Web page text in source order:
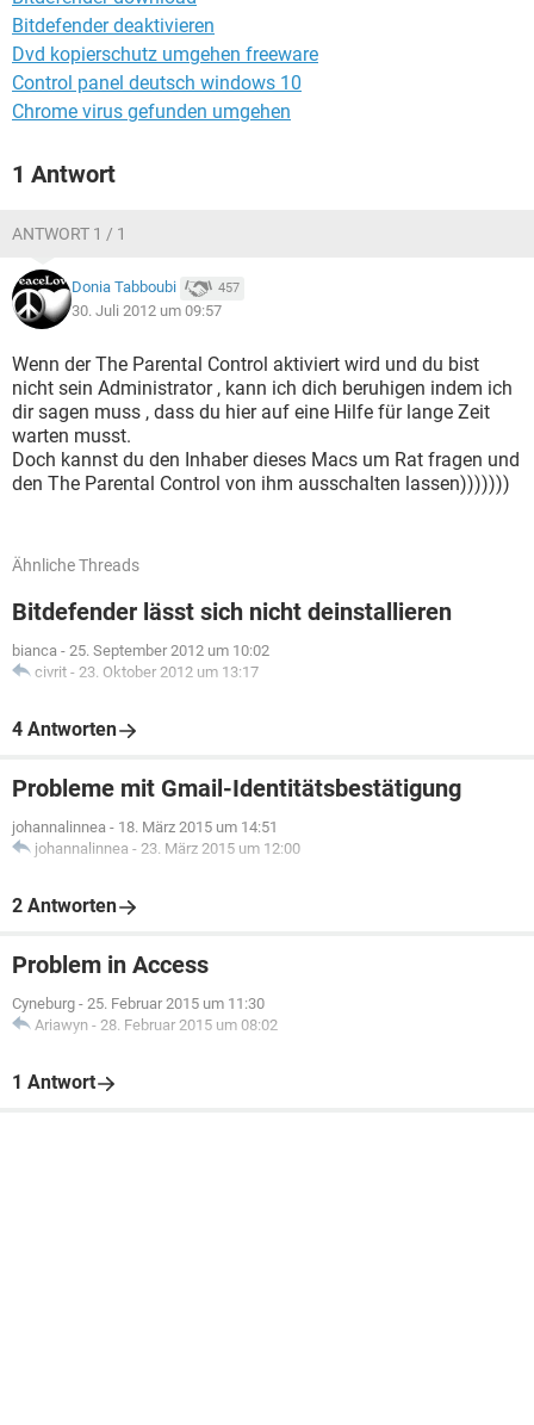
Bitdefender deaktivieren
Dvd kopierschutz umgehen freeware
Control panel deutsch windows 10
Chrome virus gefunden umgehen
1 Antwort
ANTWORT 1 / 1
Donia Tabboubi 457
30. Juli 2012 um 09:57
Wenn der The Parental Control aktiviert wird und du bist
nicht sein Administrator , kann ich dich beruhigen indem ich
dir sagen muss , dass du hier auf eine Hilfe für lange Zeit
warten musst.
Doch kannst du den Inhaber dieses Macs um Rat fragen und
den The Parental Control von ihm ausschalten lassen)))))))
Ähnliche Threads
Bitdefender lässt sich nicht deinstallieren
bianca - 25. September 2012 um 10:02
civrit - 23. Oktober 2012 um 13:17
4 Antworten
Probleme mit Gmail-Identitätsbestätigung
johannalinnea - 18. März 2015 um 14:51
johannalinnea - 23. März 2015 um 12:00
2 Antworten
Problem in Access
Cyneburg - 25. Februar 2015 um 11:30
Ariawyn - 28. Februar 2015 um 08:02
1 Antwort